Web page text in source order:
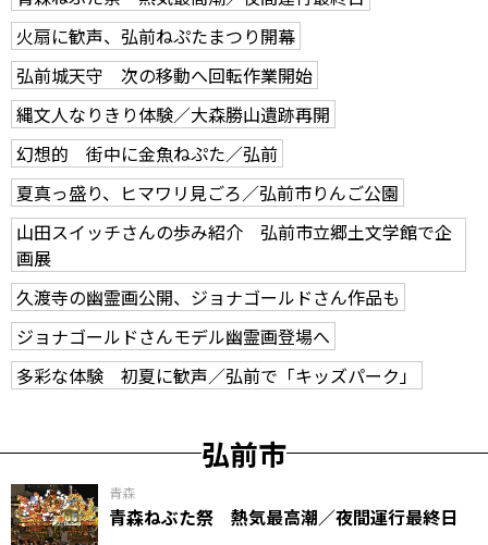
火扇に歓声、弘前ねぷたまつり開幕
弘前城天守 次の移動へ回転作業開始
縄文人なりきり体験／大森勝山遺跡再開
幻想的 街中に金魚ねぷた／弘前
夏真っ盛り、ヒマワリ見ごろ／弘前市りんご公園
山田スイッチさんの歩み紹介 弘前市立郷土文学館で企
画展
久渡寺の幽霊画公開、ジョナゴールドさん作品も
ジョナゴールドさんモデル幽霊画登場へ
多彩な体験 初夏に歓声／弘前で「キッズパーク」
弘前市
青森
青森ねぶた祭 熱気最高潮／夜間運行最終日